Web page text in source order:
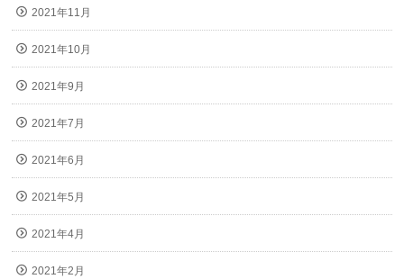
2021年11月
2021年10月
2021年9月
2021年7月
2021年6月
2021年5月
2021年4月
2021年2月